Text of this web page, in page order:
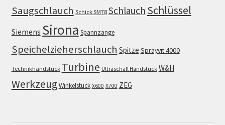
Saugschlauch Schick SM78 Schlauch Schlüssel
Siemens Sirona Spannzange
Speichelzieherschlauch Spitze Sprayvit 4000
Technikhandstück Turbine Ultraschall Handstück W&H
WerkzeugWinkelstück X600 X700 ZEG